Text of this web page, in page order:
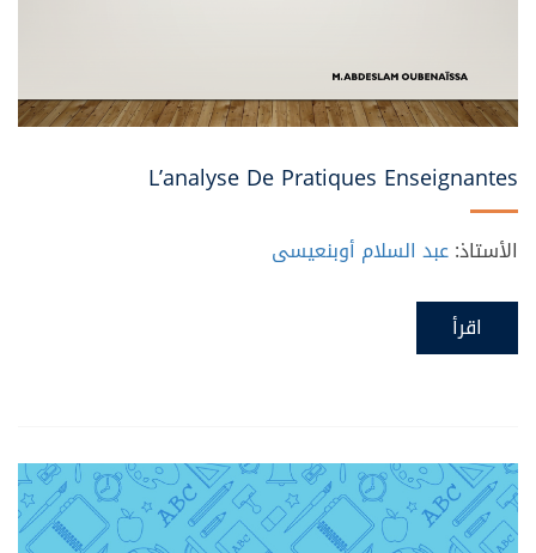
L’analyse De Pratiques Enseignantes
الأستاذ:عبد السلام أوبنعيسى
اقرأ